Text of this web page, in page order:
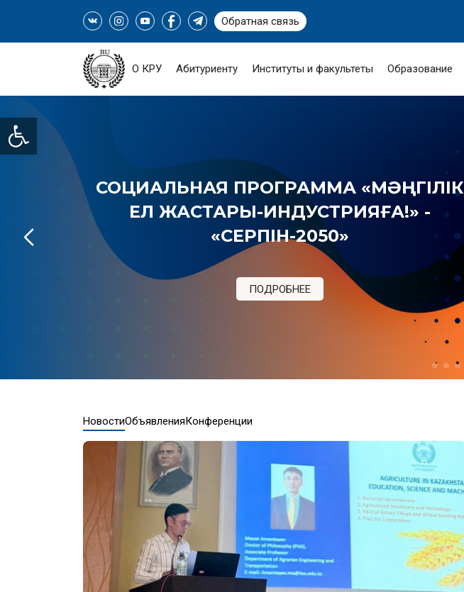
Open toolbar
Обратная связь
О КРУ Абитуриенту Институты и факультеты Образование
СОЦИАЛЬНАЯ ПРОГРАММА «МӘҢГІЛІК
ЕЛ ЖАСТАРЫ-ИНДУСТРИЯҒА!» -
«СЕРПІН-2050»
ПОДРОБНЕЕ
НовостиОбъявленияКонференции